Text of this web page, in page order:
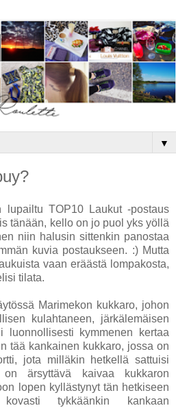
▼
lupailtu TOP10 Laukut -postaus
tänään, kello on jo puol yks yöllä
niin halusin sittenkin panostaa
kuvia postaukseen. :) Mutta
vaan eräästä lompakosta,
tilata.
Marimekon kukkaro, johon
kulahtaneen, järkälemäisen
kymmenen kertaa
tää kankainen kukkaro, jossa on
jota milläkin hetkellä sattuisi
on ärsyttävä kaivaa kukkaron
lopen kyllästynyt tän hetkiseen
tykkäänkin kankaan